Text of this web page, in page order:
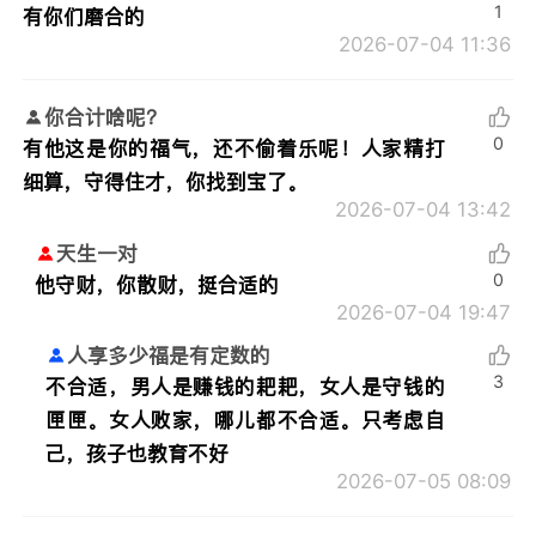
有你们磨合的
2026-07-04 11:36
1
你合计啥呢？
有他这是你的福气，还不偷着乐呢！人家精打
细算，守得住才，你找到宝了。
2026-07-04 13:42
0
天生一对
他守财，你散财，挺合适的
2026-07-04 19:47
0
人享多少福是有定数的
不合适，男人是赚钱的耙耙，女人是守钱的
匣匣。女人败家，哪儿都不合适。只考虑自
己，孩子也教育不好
2026-07-05 08:09
3